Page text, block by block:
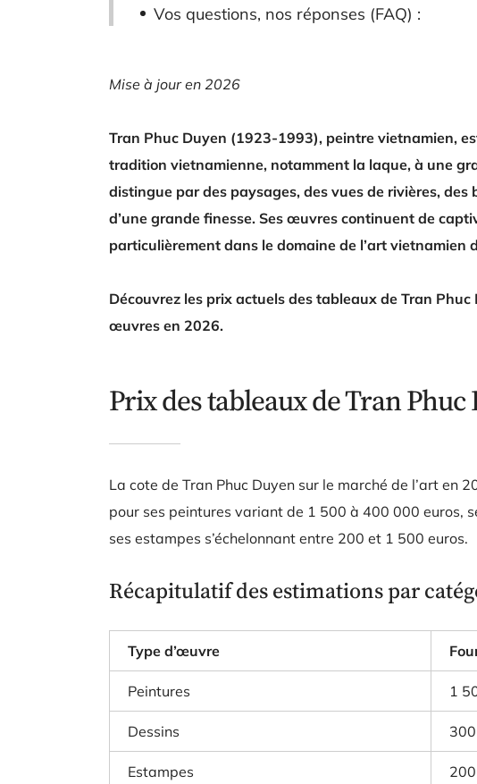
Vos questions, nos réponses (FAQ) :
Mise à jour en 2026
Tran Phuc Duyen (1923-1993), peintre vietnamien,
tradition vietnamienne, notamment la laque, à une
distingue par des paysages, des vues de rivières,
d’une grande finesse. Ses œuvres continuent de
particulièrement dans le domaine de l’art vietnamien
Découvrez les prix actuels des tableaux de Tran Phuc
œuvres en 2026.
Prix des tableaux de Tran Phuc
La cote de Tran Phuc Duyen sur le marché de l’art en
pour ses peintures variant de 1 500 à 400 000 euros,
ses estampes s’échelonnant entre 200 et 1 500 euros.
Récapitulatif des estimations par
Type d’œuvre
Peintures 1
Dessins
Estampes